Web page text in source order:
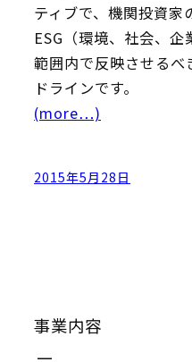
ティブで、機関投資家
ESG（環境、社会、
範囲内で反映させるべ
ドラインです。
(more…)
2015年5月28日
事業内容